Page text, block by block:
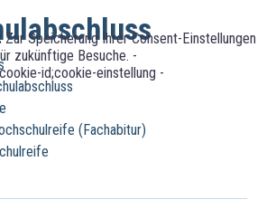
Zur Speicherung Ihrer Consent-Einstellungen
zukünftige Besuche. -
id;cookie-einstellung -
(Fachabitur)